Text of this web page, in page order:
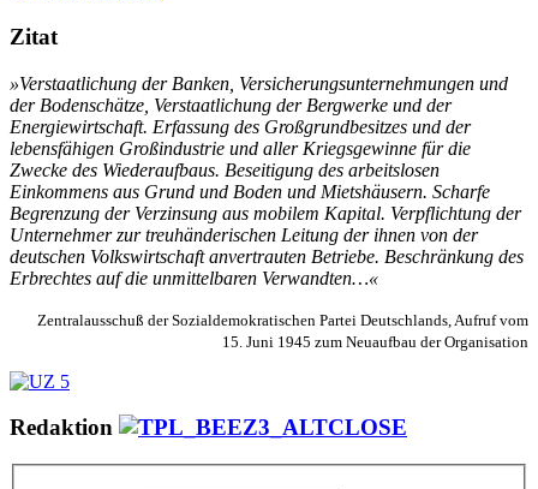
Zitat
»Verstaatlichung der Banken, Versicherungsunternehmungen und
der Bodenschätze, Verstaatlichung der Bergwerke und der
Energiewirtschaft. Erfassung des Großgrundbesitzes und der
lebensfähigen Großindustrie und aller Kriegsgewinne für die
Zwecke des Wiederaufbaus. Beseitigung des arbeitslosen
Einkommens aus Grund und Boden und Mietshäusern. Scharfe
Begrenzung der Verzinsung aus mobilem Kapital. Verpflichtung der
Unternehmer zur treuhänderischen Leitung der ihnen von der
deutschen Volkswirtschaft anvertrauten Betriebe. Beschränkung des
Erbrechtes auf die unmittelbaren Verwandten…«
Zentralausschuß der Sozialdemokratischen Partei Deutschlands, Aufruf vom
15. Juni 1945 zum Neuaufbau der Organisation
Redaktion